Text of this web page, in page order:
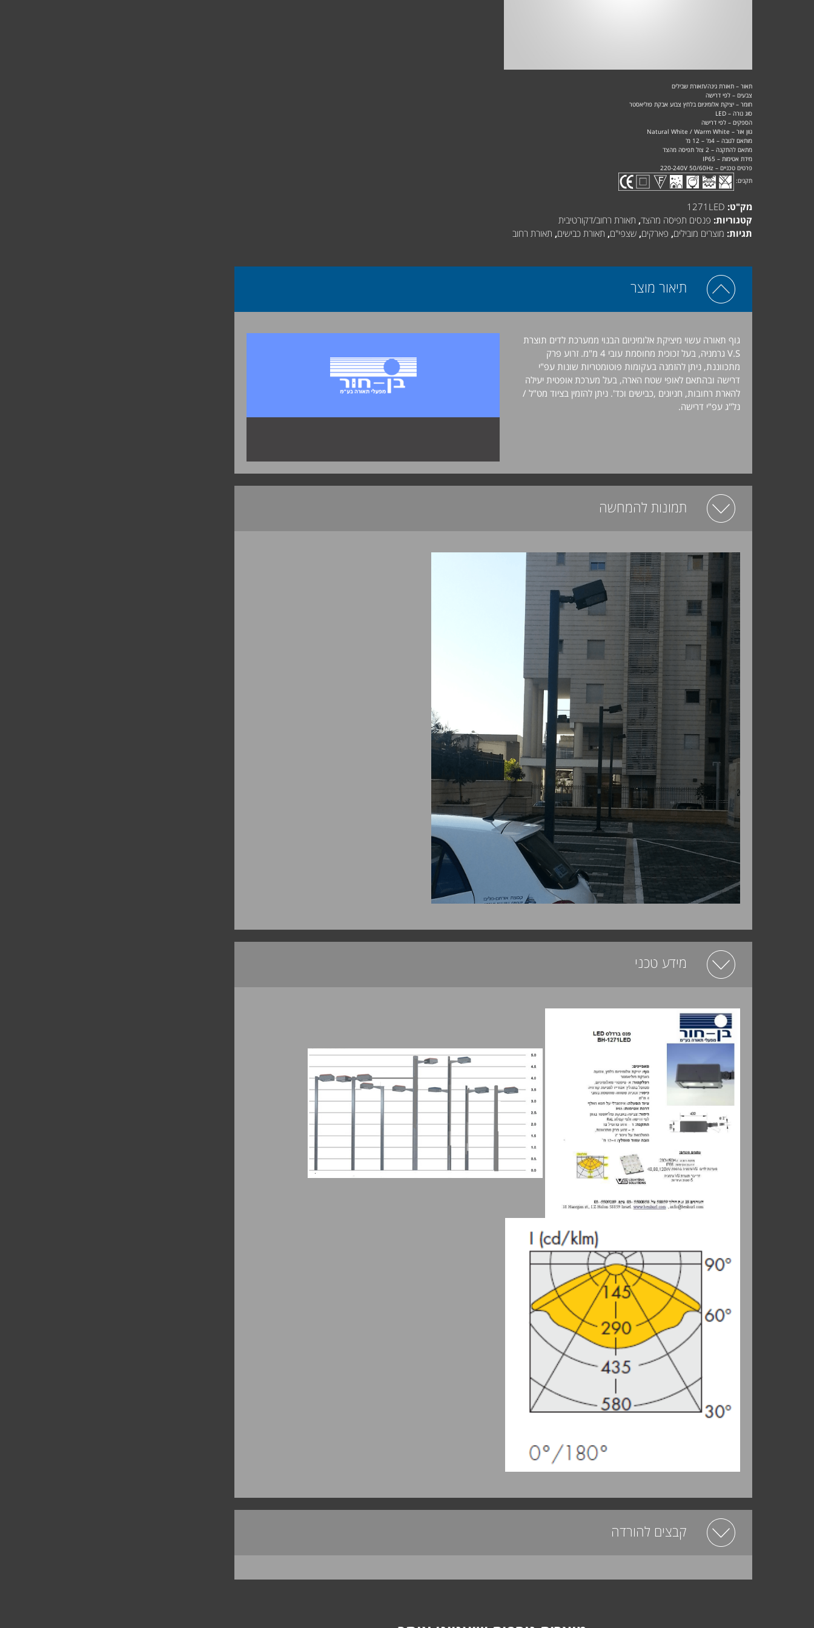
תאור – תאורת גינה/תאורת שבילים
צבעים – לפי דרישה
חומר – יציקת אלומיניום בלחץ צבוע אבקת פוליאסטר
סוג נורה – LED
הספקים – לפי דרישה
גוון אור – Natural White / Warm White
מותאם לגובה – 4מ' – 12 מ'
מתאם להתקנה – 2 צול תפיסה מהצד
מידת אטימות – IP65
פרטים טכניים – 220-240V 50/60Hz
תקנים:
מק"ט: 1271LED
קטגוריות: פנסים תפיסה מהצד, תאורת רחוב/דקורטיבית
תגיות: מוצרים מובילים, פארקים, שצפי"ם, תאורת כבישים, תאורת רחוב
תיאור מוצר
גוף תאורה עשוי מיציקת אלומיניום הבנוי ממערכת לדים תוצרת
V.S גרמניה, בעל זכוכית מחוסמת עובי 4 מ"מ. זרוע פרק
מתכווננת, ניתן להזמנה בעקומות פוטומטריות שונות עפ"י
דרישה ובהתאם לאופי שטח הארה, בעל מערכת אופטית יעילה
להארת רחובות, חניונים ,כבישים וכד'. ניתן להזמין בציוד מט"ל /
נל"ג עפ"י דרישה.
תמונות להמחשה
מידע טכני
קבצים להורדה